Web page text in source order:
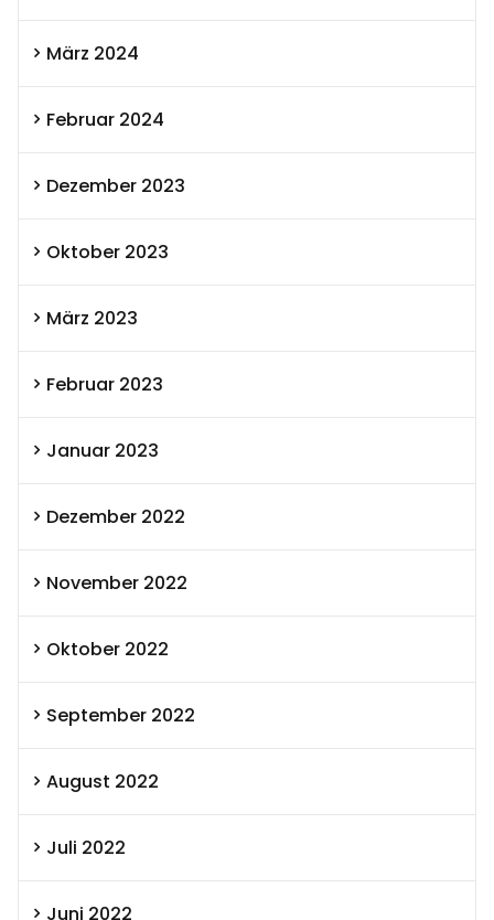
März 2024
Februar 2024
Dezember 2023
Oktober 2023
März 2023
Februar 2023
Januar 2023
Dezember 2022
November 2022
Oktober 2022
September 2022
August 2022
Juli 2022
Juni 2022